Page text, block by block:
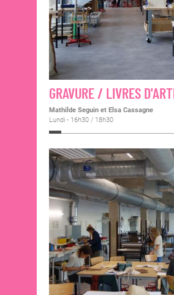
GRAVURE / LIVRES
Mathilde Seguin et Elsa Cassagne
Lundi - 16h30 / 18h30